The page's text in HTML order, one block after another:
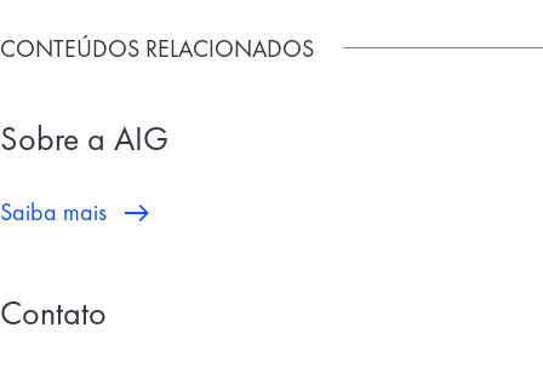
CONTEÚDOS RELACIONADOS
Sobre a AIG
Saiba mais
Contato